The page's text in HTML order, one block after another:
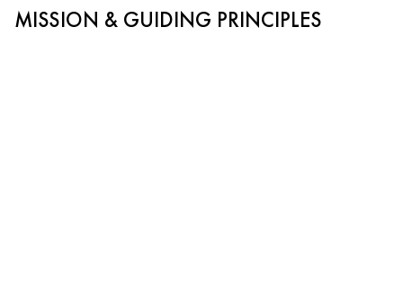
MISSION & GUIDING PRINCIPLES